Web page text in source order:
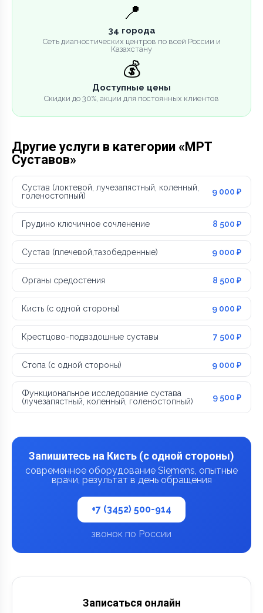
📍
34 города
Сеть диагностических центров по всей России и
Казахстану
💰
Доступные цены
Скидки до 30%, акции для постоянных клиентов
Другие услуги в категории «МРТ
Суставов»
Сустав (локтевой, лучезапястный, коленный,
голеностопный)
9 000 ₽
Грудино ключичное сочленение 8 500 ₽
Сустав (плечевой,тазобедренные) 9 000 ₽
Органы средостения 8 500 ₽
Кисть (с одной стороны) 9 000 ₽
Крестцово-подвздошные суставы 7 500 ₽
Стопа (с одной стороны) 9 000 ₽
Функциональное исследование сустава
(лучезапястный, коленный, голеностопный)
9 500 ₽
Запишитесь на Кисть (с одной стороны)
современное оборудование Siemens, опытные
врачи, результат в день обращения
+7 (3452) 500-914
звонок по России
Записаться онлайн